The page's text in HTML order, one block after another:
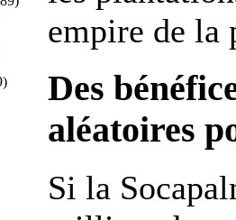
empire de la
Des
aléatoires
Si la